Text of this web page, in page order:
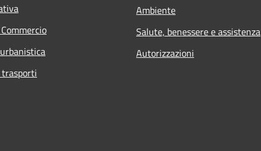
Ambiente
Salute, benessere e assistenza
Autorizzazioni